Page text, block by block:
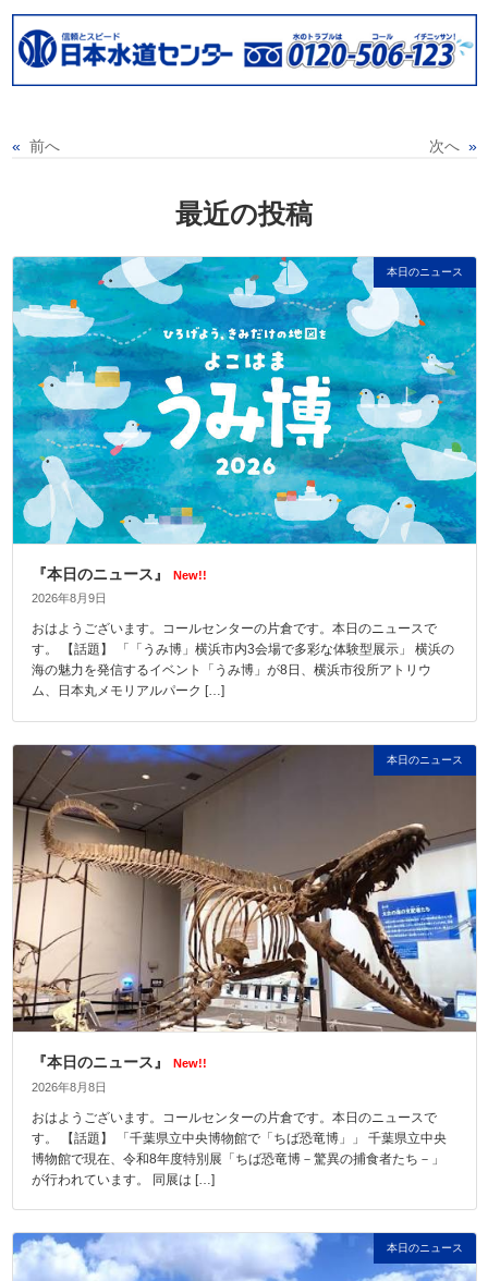
« 前へ 次へ »
最近の投稿
本日のニュース
『本日のニュース』
New!!
2026年8月9日
おはようございます。コールセンターの片倉です。本日のニュースで
す。 【話題】 「「うみ博」横浜市内3会場で多彩な体験型展示」 横浜の
海の魅力を発信するイベント「うみ博」が8日、横浜市役所アトリウ
ム、日本丸メモリアルパーク […]
本日のニュース
『本日のニュース』
New!!
2026年8月8日
おはようございます。コールセンターの片倉です。本日のニュースで
す。 【話題】 「千葉県立中央博物館で「ちば恐竜博」」 千葉県立中央
博物館で現在、令和8年度特別展「ちば恐竜博－驚異の捕食者たち－」
が行われています。 同展は […]
本日のニュース